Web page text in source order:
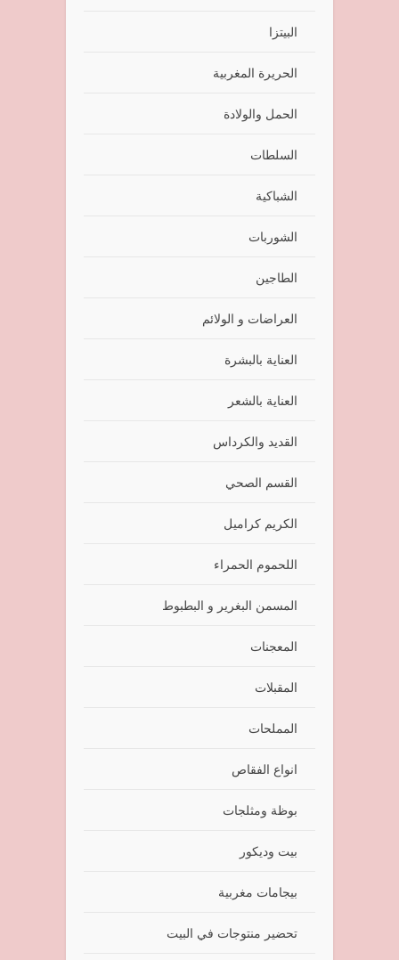
البيتزا
الحريرة المغربية
الحمل والولادة
السلطات
الشباكية
الشوربات
الطاجين
العراضات و الولائم
العناية بالبشرة
العناية بالشعر
القديد والكرداس
القسم الصحي
الكريم كراميل
اللحموم الحمراء
المسمن البغرير و البطبوط
المعجنات
المقبلات
المملحات
انواع الفقاص
بوظة ومثلجات
بيت وديكور
بيجامات مغربية
تحضير منتوجات في البيت